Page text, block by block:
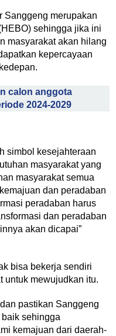
Sanggeng merupakan
sehingga jika ini
masyarakat akan hilang
kepercayaan
calon anggota
2024-2029
simbol kesejahteraan
masyarakat yang
masyarakat semua
dan peradaban
peradaban harus
dan peradaban
akan dicapai”
bisa bekerja sendiri
untuk mewujudkan itu.
pastikan Sanggeng
sehingga
kemajuan dari daerah-